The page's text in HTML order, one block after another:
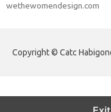
wethewomendesign.com
Copyright © Catc